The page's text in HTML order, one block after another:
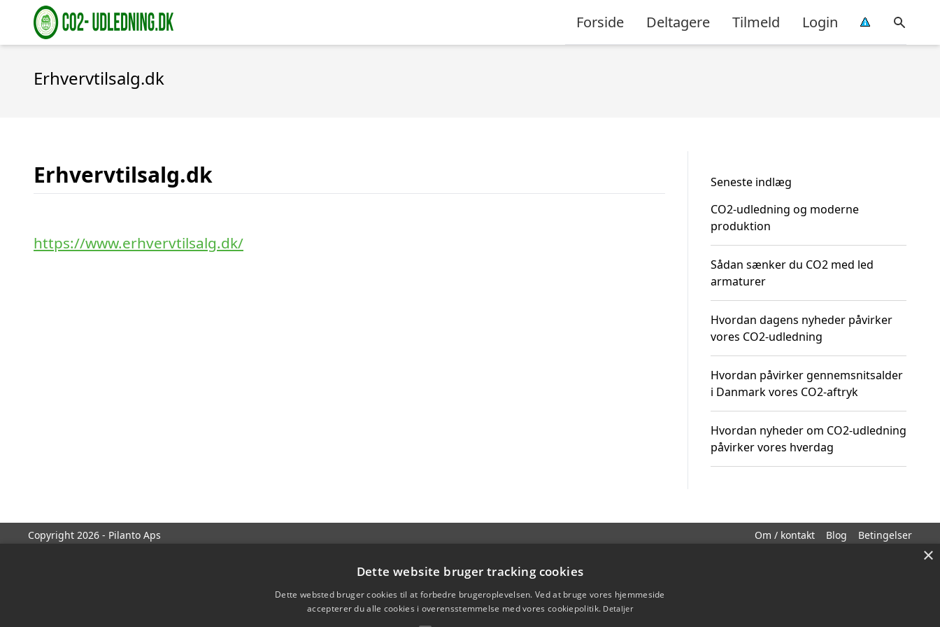
Forside Deltagere Tilmeld Login
Erhvervtilsalg.dk
Erhvervtilsalg.dk
https://www.erhvervtilsalg.dk/
Seneste indlæg
CO2-udledning og moderne
produktion
Sådan sænker du CO2 med led
armaturer
Hvordan dagens nyheder påvirker
vores CO2-udledning
Hvordan påvirker gennemsnitsalder
i Danmark vores CO2-aftryk
Hvordan nyheder om CO2-udledning
påvirker vores hverdag
Copyright 2026 - Pilanto Aps Om / kontakt Blog Betingelser
×
Dette website bruger tracking cookies
Dette websted bruger cookies til at forbedre brugeroplevelsen. Ved at bruge vores hjemmeside
accepterer du alle cookies i overensstemmelse med vores cookiepolitik. Detaljer